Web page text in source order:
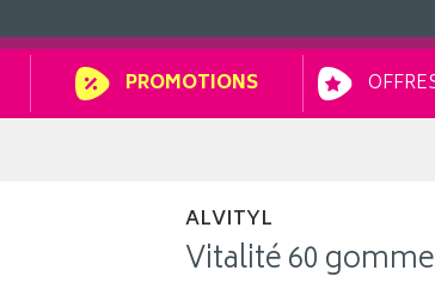
PROMOTIONS
ALVITYL
Vitalité 60